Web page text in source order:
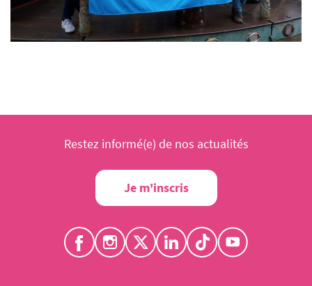
Restez informé(e) de nos actualités
Je m'inscris